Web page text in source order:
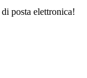
posta elettronica!